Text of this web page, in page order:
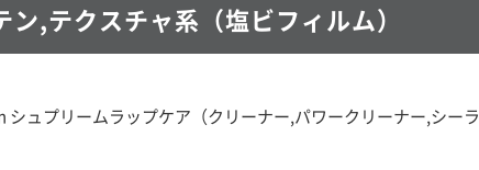
ン,テクスチャ系（塩ビフィルム）
シュプリームラップケア（クリーナー,パワークリーナー,シーラ